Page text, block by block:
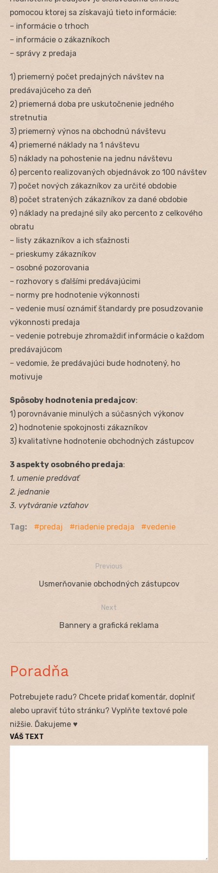
pomocou ktorej sa získavajú tieto informácie:
– informácie o trhoch
– informácie o zákazníkoch
– správy z predaja
1) priemerný počet predajných návštev na
predávajúceho za deň
2) priemerná doba pre uskutočnenie jedného
stretnutia
3) priemerný výnos na obchodnú návštevu
4) priemerné náklady na 1 návštevu
5) náklady na pohostenie na jednu návštevu
6) percento realizovaných objednávok zo 100 návštev
7) počet nových zákazníkov za určité obdobie
8) počet stratených zákazníkov za dané obdobie
9) náklady na predajné sily ako percento z celkového
obratu
– listy zákazníkov a ich sťažnosti
– prieskumy zákazníkov
– osobné pozorovania
– rozhovory s ďalšími predávajúcimi
– normy pre hodnotenie výkonnosti
– vedenie musí oznámiť štandardy pre posudzovanie
výkonnosti predaja
– vedenie potrebuje zhromaždiť informácie o každom
predávajúcom
– vedomie, že predávajúci bude hodnotený, ho
motivuje
Spôsoby hodnotenia predajcov:
1) porovnávanie minulých a súčasných výkonov
2) hodnotenie spokojnosti zákazníkov
3) kvalitatívne hodnotenie obchodných zástupcov
3 aspekty osobného predaja:
1. umenie predávať
2. jednanie
3. vytváranie vzťahov
Tag: predaj riadenie predaja vedenie
Navigácia
Previous
Previous
Usmerňovanie obchodných zástupcov
Next
Next
Bannery a grafická reklama
Poradňa
Potrebujete radu? Chcete pridať komentár, doplniť
alebo upraviť túto stránku? Vyplňte textové pole
nižšie. Ďakujeme ♥
VÁŠ TEXT